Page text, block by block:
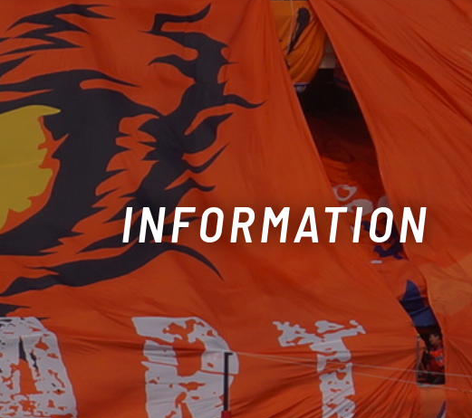
INFORMATION